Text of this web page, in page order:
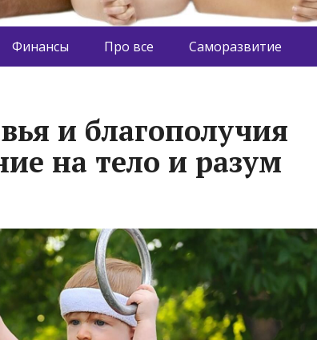
Финансы Про все Саморазвитие
и благополучия
на тело и разум